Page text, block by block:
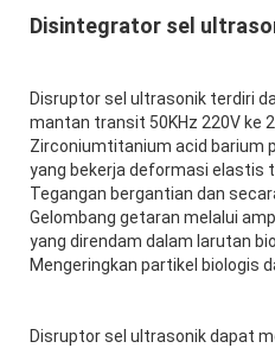
Disintegrator sel
Disruptor sel ultrasonik terdiri
mantan transit 50KHz 220V ke
Zirconiumtitanium acid barium
yang bekerja deformasi elastis
Tegangan bergantian dan
Gelombang getaran melalui
yang direndam dalam larutan
Mengeringkan partikel biologis
Disruptor sel ultrasonik dapat